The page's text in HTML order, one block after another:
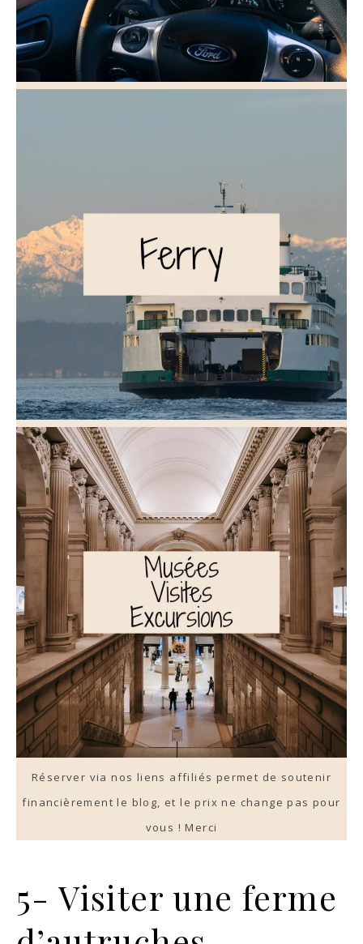
Réserver via nos liens affiliés permet de soutenir
financièrement le blog, et le prix ne change pas pour
vous ! Merci
5- Visiter une ferme